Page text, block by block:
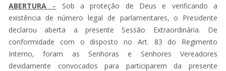
ABERTURA – Sob a proteção de Deus e verificando a
existência de número legal de parlamentares, o Presidente
declarou aberta a presente Sessão Extraordinária. De
conformidade com o disposto no Art. 83 do Regimento
Interno, foram as Senhoras e Senhores Vereadores
devidamente convocados para participarem da presente